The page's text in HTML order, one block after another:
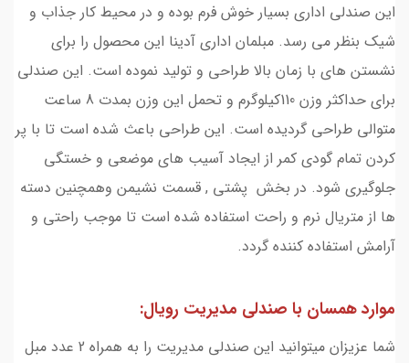
این صندلی اداری بسیار خوش فرم بوده و در محیط کار جذاب و
شیک بنظر می رسد. مبلمان اداری آدینا این محصول را برای
نشستن های با زمان بالا طراحی و تولید نموده است. این صندلی
برای حداکثر وزن 110کیلوگرم و تحمل این وزن بمدت 8 ساعت
متوالی طراحی گردیده است. این طراحی باعث شده است تا با پر
کردن تمام گودی کمر از ایجاد آسیب های موضعی و خستگی
جلوگیری شود. در بخش پشتی , قسمت نشیمن وهمچنین دسته
ها از متریال نرم و راحت استفاده شده است تا موجب راحتی و
آرامش استفاده کننده گردد.
موارد همسان با صندلی مدیریت رویال:
شما عزیزان میتوانید این صندلی مدیریت را به همراه 2 عدد مبل